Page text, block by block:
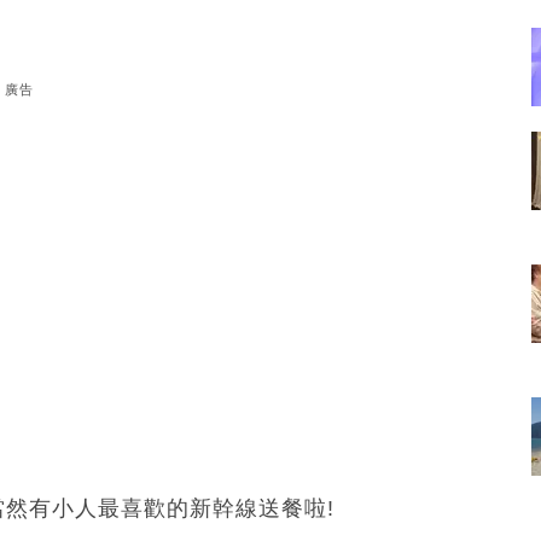
廣告
有小人最喜歡的新幹線送餐啦!